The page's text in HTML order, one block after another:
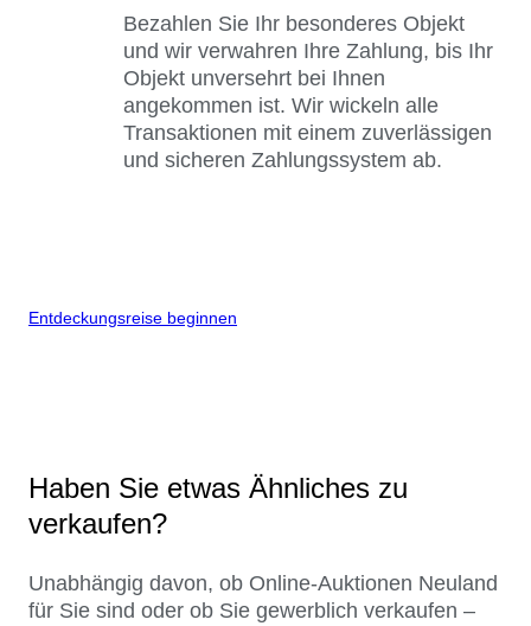
Bezahlen Sie Ihr besonderes Objekt
und wir verwahren Ihre Zahlung, bis Ihr
Objekt unversehrt bei Ihnen
angekommen ist. Wir wickeln alle
Transaktionen mit einem zuverlässigen
und sicheren Zahlungssystem ab.
Entdeckungsreise beginnen
Haben Sie etwas Ähnliches zu
verkaufen?
Unabhängig davon, ob Online-Auktionen Neuland
für Sie sind oder ob Sie gewerblich verkaufen –